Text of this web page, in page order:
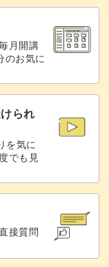
なので短時間で完
もわかりやすいよ
い。
み方を知りたい」
ます。
月開講
のお気に
られ
を気に
でも見
接質問